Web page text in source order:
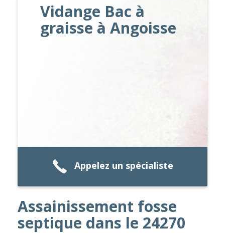
Vidange Bac à
graisse à Angoisse
Appelez un spécialiste
Assainissement fosse
septique dans le 24270